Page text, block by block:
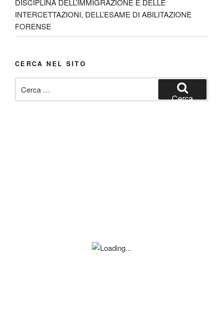
DISCIPLINA DELL’IMMIGRAZIONE E DELLE
INTERCETTAZIONI, DELL’ESAME DI ABILITAZIONE
FORENSE
CERCA NEL SITO
Cerca